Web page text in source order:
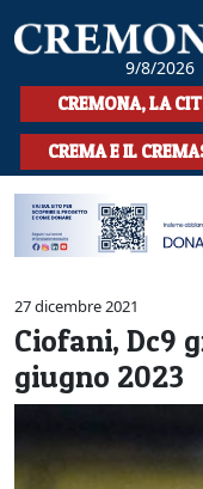
9/8/2026
HOME
CRONACA
SPORT
LA MUSICA
CULTURA
LA STORIA
SPETTACOLI
L'EDITORIALE
CREMONA, LA
CREMA E IL
27 dicembre 2021
Ciofani, Dc9
giugno 2023